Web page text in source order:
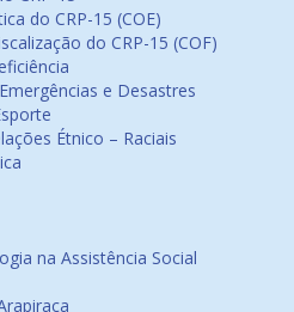
do CRP-15 (COE)
do CRP-15 (COF)
e Desastres
Étnico – Raciais
na Assistência Social